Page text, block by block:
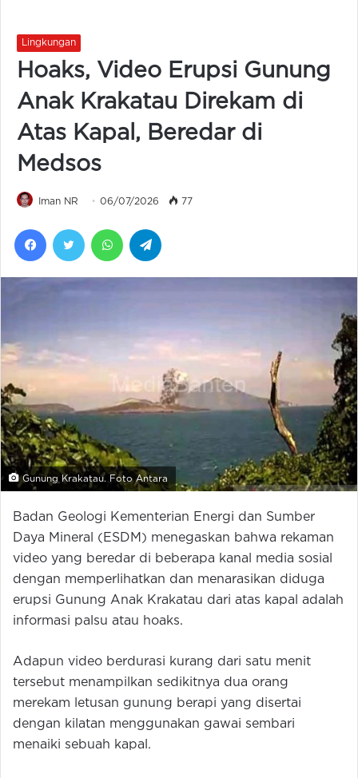
Lingkungan
Hoaks, Video Erupsi Gunung
Anak Krakatau Direkam di
Atas Kapal, Beredar di
Medsos
Iman NR 06/07/2026 77
FacebookTwitter WhatsApp
Gunung Krakatau. Foto Antara
Badan Geologi Kementerian Energi dan Sumber
Daya Mineral (ESDM) menegaskan bahwa rekaman
video yang beredar di beberapa kanal media sosial
dengan memperlihatkan dan menarasikan diduga
erupsi Gunung Anak Krakatau dari atas kapal adalah
informasi palsu atau hoaks.
Adapun video berdurasi kurang dari satu menit
tersebut menampilkan sedikitnya dua orang
merekam letusan gunung berapi yang disertai
dengan kilatan menggunakan gawai sembari
menaiki sebuah kapal.